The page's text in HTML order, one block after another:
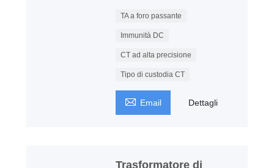
TA a foro passante
Immunità DC
CT ad alta precisione
Tipo di custodia CT
 Email Dettagli
Trasformatore di